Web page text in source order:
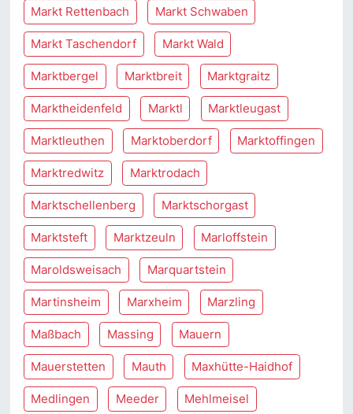
Markt Rettenbach Markt Schwaben
Markt Taschendorf Markt Wald
Marktbergel Marktbreit Marktgraitz
Marktheidenfeld Marktl Marktleugast
Marktleuthen Marktoberdorf Marktoffingen
Marktredwitz Marktrodach
Marktschellenberg Marktschorgast
Marktsteft Marktzeuln Marloffstein
Maroldsweisach Marquartstein
Martinsheim Marxheim Marzling
Maßbach Massing Mauern
Mauerstetten Mauth Maxhütte-Haidhof
Medlingen Meeder Mehlmeisel